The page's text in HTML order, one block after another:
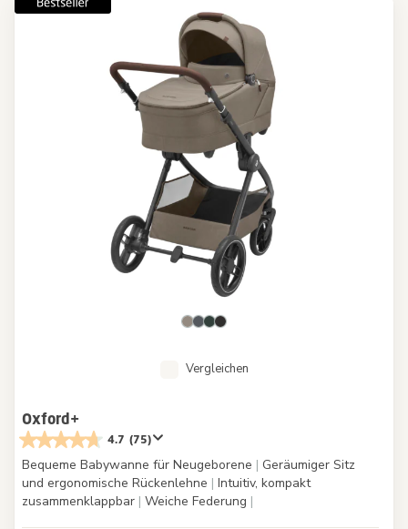
Vergleichen
Oxford+
4.7 (75)
Bequeme Babywanne für Neugeborene | Geräumiger Sitz
und ergonomische Rückenlehne | Intuitiv, kompakt
zusammenklappbar | Weiche Federung |